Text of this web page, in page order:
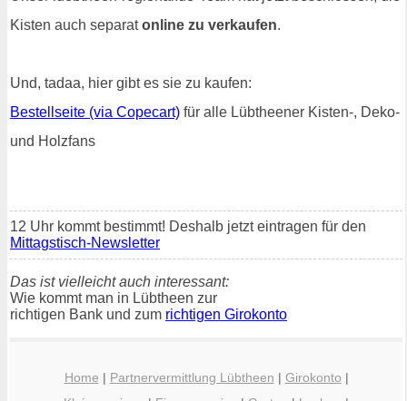
Kisten auch separatonline zu verkaufen.
Und, tadaa, hier gibt es sie zu kaufen:
Bestellseite (via Copecart) für alle Lübtheener Kisten-, Deko-
und Holzfans
12 Uhr kommt bestimmt! Deshalb jetzt eintragen für den
Mittagstisch-Newsletter
Das ist vielleicht auch interessant:
Wie kommt man in Lübtheen zur
richtigen Bank und zum richtigen Girokonto
Home | Partnervermittlung Lübtheen | Girokonto |